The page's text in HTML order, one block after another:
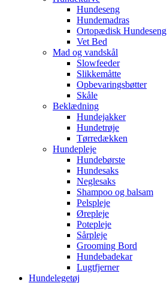
Hundeseng
Hundemadras
Ortopædisk Hundeseng
Vet Bed
Mad og vandskål
Slowfeeder
Slikkemåtte
Opbevaringsbøtter
Skåle
Beklædning
Hundejakker
Hundetrøje
Tørredækken
Hundepleje
Hundebørste
Hundesaks
Neglesaks
Shampoo og balsam
Pelspleje
Ørepleje
Potepleje
Sårpleje
Grooming Bord
Hundebadekar
Lugtfjerner
Hundelegetøj